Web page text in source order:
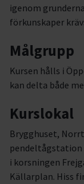
igenom
förkunskaper
Målgrupp
Kursen hålls i
kan delta både
Kurslokal
Brygghuset,
pendeltågstation
i korsningen
Källarplan. Hiss